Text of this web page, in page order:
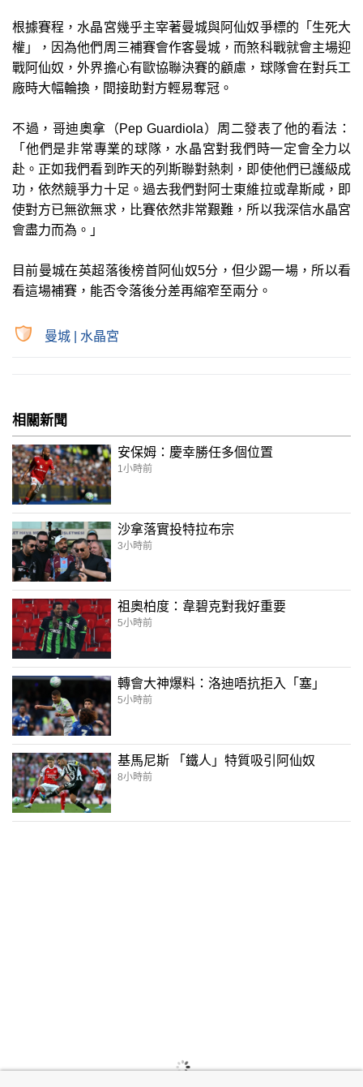
根據賽程，水晶宮幾乎主宰著曼城與阿仙奴爭標的「生死大
權」，因為他們周三補賽會作客曼城，而煞科戰就會主場迎
戰阿仙奴，外界擔心有歐協聯決賽的顧慮，球隊會在對兵工
廠時大幅輪換，間接助對方輕易奪冠。
不過，哥迪奧拿（Pep Guardiola）周二發表了他的看法：
「他們是非常專業的球隊，水晶宮對我們時一定會全力以
赴。正如我們看到昨天的列斯聯對熱刺，即使他們已護級成
功，依然競爭力十足。過去我們對阿士東維拉或韋斯咸，即
使對方已無欲無求，比賽依然非常艱難，所以我深信水晶宮
會盡力而為。」
目前曼城在英超落後榜首阿仙奴5分，但少踢一場，所以看
看這場補賽，能否令落後分差再縮窄至兩分。
曼城 水晶宮
相關新聞
安保姆：慶幸勝任多個位置
1小時前
沙拿落實投特拉布宗
3小時前
祖奧柏度：韋碧克對我好重要
5小時前
轉會大神爆料：洛迪唔抗拒入「塞」
5小時前
基馬尼斯 「鐵人」特質吸引阿仙奴
8小時前